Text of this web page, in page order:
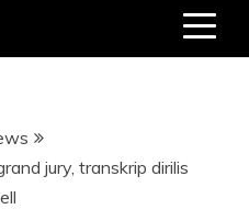
jury, transkrip dirilis